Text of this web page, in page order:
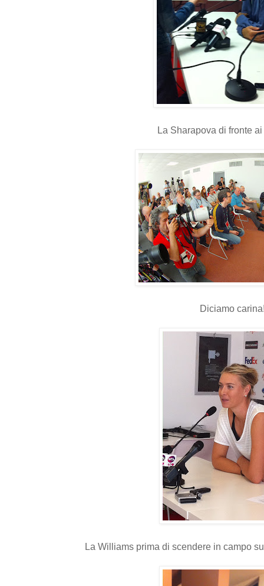
La Sharapova di fronte
Diciamo
La Williams prima di scendere in campo